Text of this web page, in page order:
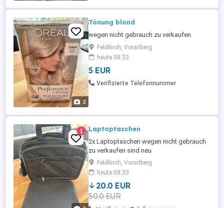
2
Tönung blond
wegen nicht gebrauch zu verkaufen
Feldkirch, Vorarlberg
heute 08:33
5 EUR
Verifizierte Telefonnummer
1 Laptoptaschen
2x Laptoptaschen wegen nicht gebrauch
zu verkaufen sind neu
Feldkirch, Vorarlberg
heute 08:33
20.0 EUR
50.0 EUR